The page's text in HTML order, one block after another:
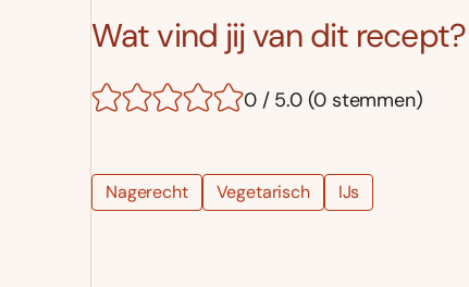
Wat vind jij van dit recept?
0 / 5.0 (0 stemmen)
Nagerecht Vegetarisch IJs